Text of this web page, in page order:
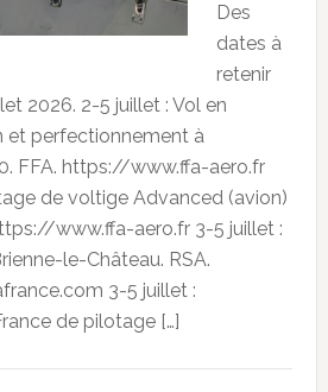
Des
dates à
retenir
2026. 2-5 juillet : Vol en
et perfectionnement à
FFA. https://www.ffa-aero.fr
de voltige Advanced (avion)
www.ffa-aero.fr 3-5 juillet :
le-Château. RSA.
3-5 juillet :
de pilotage […]